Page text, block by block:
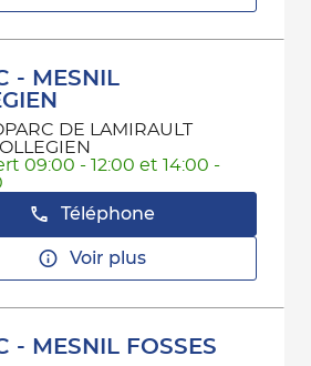
- MESNIL
DE LAMIRAULT
09:00 - 12:00 et 14:00 -
Téléphone
Voir plus
- MESNIL FOSSES